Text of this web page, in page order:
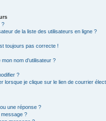
?
de la liste des utilisateurs en ligne ?
toujours pas correcte !
nom d’utilisateur ?
?
lorsque je clique sur le lien de courrier
une réponse ?
message ?